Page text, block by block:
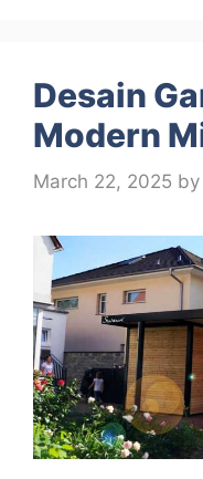
Desain
Modern
March 22, 2025 by